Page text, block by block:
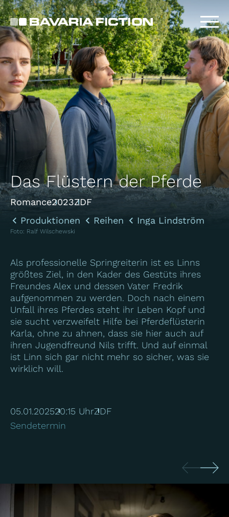
Direkt
zum
Inhalt
Das Flüstern der Pferde
Romance2023ZDF
Produktionen
Reihen Inga Lindström
Foto: Ralf Wilschewski
Als professionelle Springreiterin ist es Linns
größtes Ziel, in den Kader des Gestüts ihres
Freundes Alex und dessen Vater Fredrik
aufgenommen zu werden. Doch nach einem
Unfall ihres Pferdes steht ihr Leben Kopf und
sie sucht verzweifelt Hilfe bei Pferdeflüsterin
Karla, ohne zu ahnen, dass sie hier auch auf
ihren Jugendfreund Nils trifft. Und auf einmal
ist Linn sich gar nicht mehr so sicher, was sie
wirklich will.
05.01.202520:15 UhrZDF
Sendetermin